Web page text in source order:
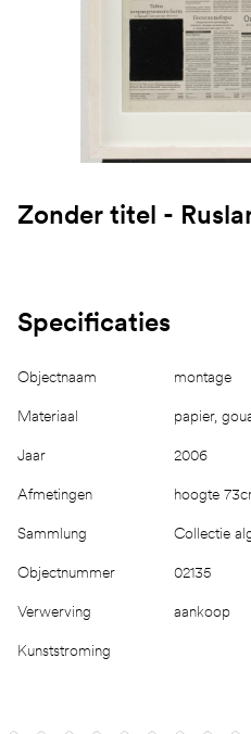
Zonder titel -
Specificaties
Objectnaam montage
Materiaal papier,
Jaar 2006
Afmetingen hoogte
Sammlung Collectie
Objectnummer 02135
Verwerving aankoop
Kunststroming